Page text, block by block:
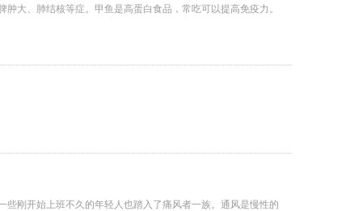
大、肺结核等症。甲鱼是高蛋白食品，常吃可以提高免疫力。
刚开始上班不久的年轻人也踏入了痛风者一族。通风是慢性的